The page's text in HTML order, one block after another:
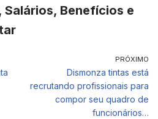
Benefícios e
PRÓXIMO
Dismonza tintas está
recrutando profissionais para
compor seu quadro de
funcionários…